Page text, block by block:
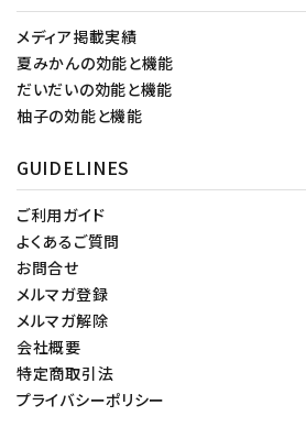
メディア掲載実績
夏みかんの効能と機能
だいだいの効能と機能
柚子の効能と機能
GUIDELINES
ご利用ガイド
よくあるご質問
お問合せ
メルマガ登録
メルマガ解除
会社概要
特定商取引法
プライバシーポリシー